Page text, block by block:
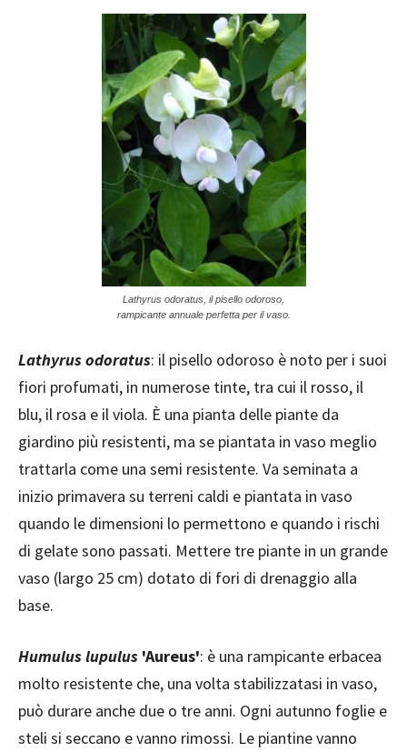
Lathyrus odoratus, il pisello odoroso,
rampicante annuale perfetta per il vaso.
Lathyrus odoratus: il pisello odoroso è noto per i suoi
fiori profumati, in numerose tinte, tra cui il rosso, il
blu, il rosa e il viola. È una pianta delle piante da
giardino più resistenti, ma se piantata in vaso meglio
trattarla come una semi resistente. Va seminata a
inizio primavera su terreni caldi e piantata in vaso
quando le dimensioni lo permettono e quando i rischi
di gelate sono passati. Mettere tre piante in un grande
vaso (largo 25 cm) dotato di fori di drenaggio alla
base.
Humulus lupulus 'Aureus': è una rampicante erbacea
molto resistente che, una volta stabilizzatasi in vaso,
può durare anche due o tre anni. Ogni autunno foglie e
steli si seccano e vanno rimossi. Le piantine vanno